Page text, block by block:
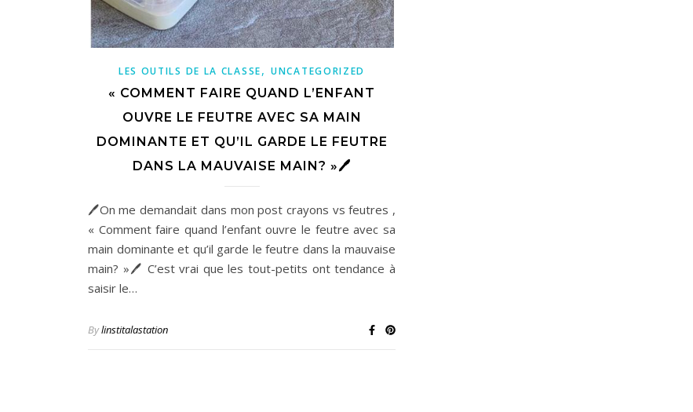
LES OUTILS DE LA CLASSE, UNCATEGORIZED
« COMMENT FAIRE QUAND L’ENFANT
OUVRE LE FEUTRE AVEC SA MAIN
DOMINANTE ET QU’IL GARDE LE FEUTRE
DANS LA MAUVAISE MAIN? »🖊
🖊On me demandait dans mon post crayons vs feutres ,
« Comment faire quand l’enfant ouvre le feutre avec sa
main dominante et qu’il garde le feutre dans la mauvaise
main? »🖊 C’est vrai que les tout-petits ont tendance à
saisir le…
Bylinstitalastation